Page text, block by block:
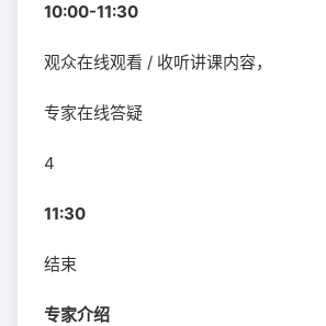
10:00-11:30
观众在线观看 / 收听讲课内容，
专家在线答疑
4
11:30
结束
专家介绍